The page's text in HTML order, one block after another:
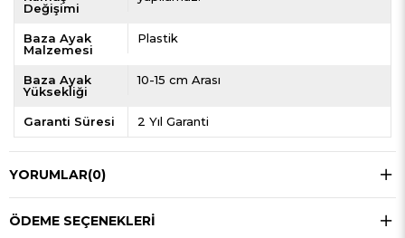
Değişimi
Baza Ayak
Malzemesi
Plastik
Baza Ayak
Yüksekliği
10-15 cm Arası
Garanti Süresi 2 Yıl Garanti
YORUMLAR(0)
ÖDEME SEÇENEKLERI